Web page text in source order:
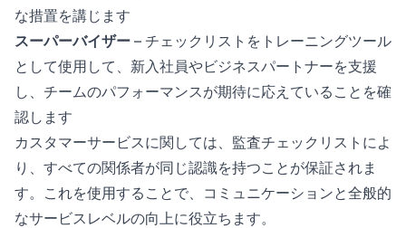
な措置を講じます
スーパーバイザー – チェックリストをトレーニングツール
として使用して、新入社員やビジネスパートナーを支援
し、チームのパフォーマンスが期待に応えていることを確
認します
カスタマーサービスに関しては、監査チェックリストによ
り、すべての関係者が同じ認識を持つことが保証されま
す。これを使用することで、コミュニケーションと全般的
なサービスレベルの向上に役立ちます。